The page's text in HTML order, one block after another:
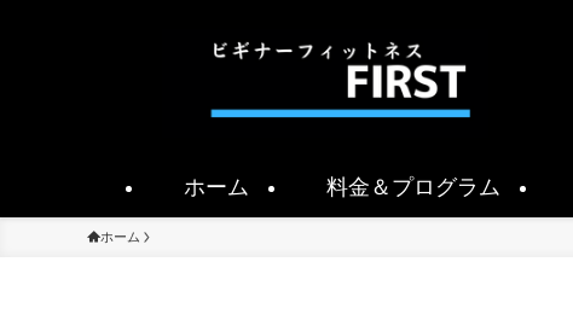
ホーム 料金＆プログラム
ホーム